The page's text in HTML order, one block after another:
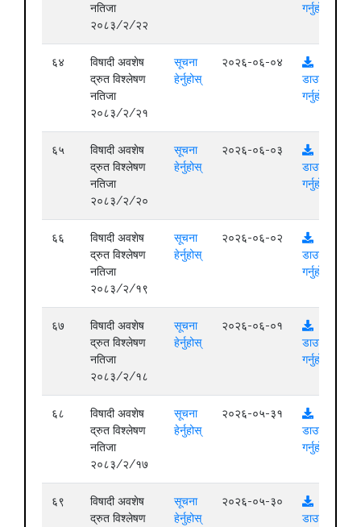
नतिजा
२०८३/२/२२
गर्नुहोस्
६४
विषादी अवशेष
द्रुत विश्लेषण
नतिजा
२०८३/२/२१
सूचना
हेर्नुहोस्
२०२६-०६-०४
डाउनलोड
गर्नुहोस्
६५
विषादी अवशेष
द्रुत विश्लेषण
नतिजा
२०८३/२/२०
सूचना
हेर्नुहोस्
२०२६-०६-०३
डाउनलोड
गर्नुहोस्
६६
विषादी अवशेष
द्रुत विश्लेषण
नतिजा
२०८३/२/१९
सूचना
हेर्नुहोस्
२०२६-०६-०२
डाउनलोड
गर्नुहोस्
६७
विषादी अवशेष
द्रुत विश्लेषण
नतिजा
२०८३/२/१८
सूचना
हेर्नुहोस्
२०२६-०६-०१
डाउनलोड
गर्नुहोस्
६८
विषादी अवशेष
द्रुत विश्लेषण
नतिजा
२०८३/२/१७
सूचना
हेर्नुहोस्
२०२६-०५-३१
डाउनलोड
गर्नुहोस्
६९
विषादी अवशेष
द्रुत विश्लेषण
सूचना
हेर्नुहोस्
२०२६-०५-३०
डाउनलोड